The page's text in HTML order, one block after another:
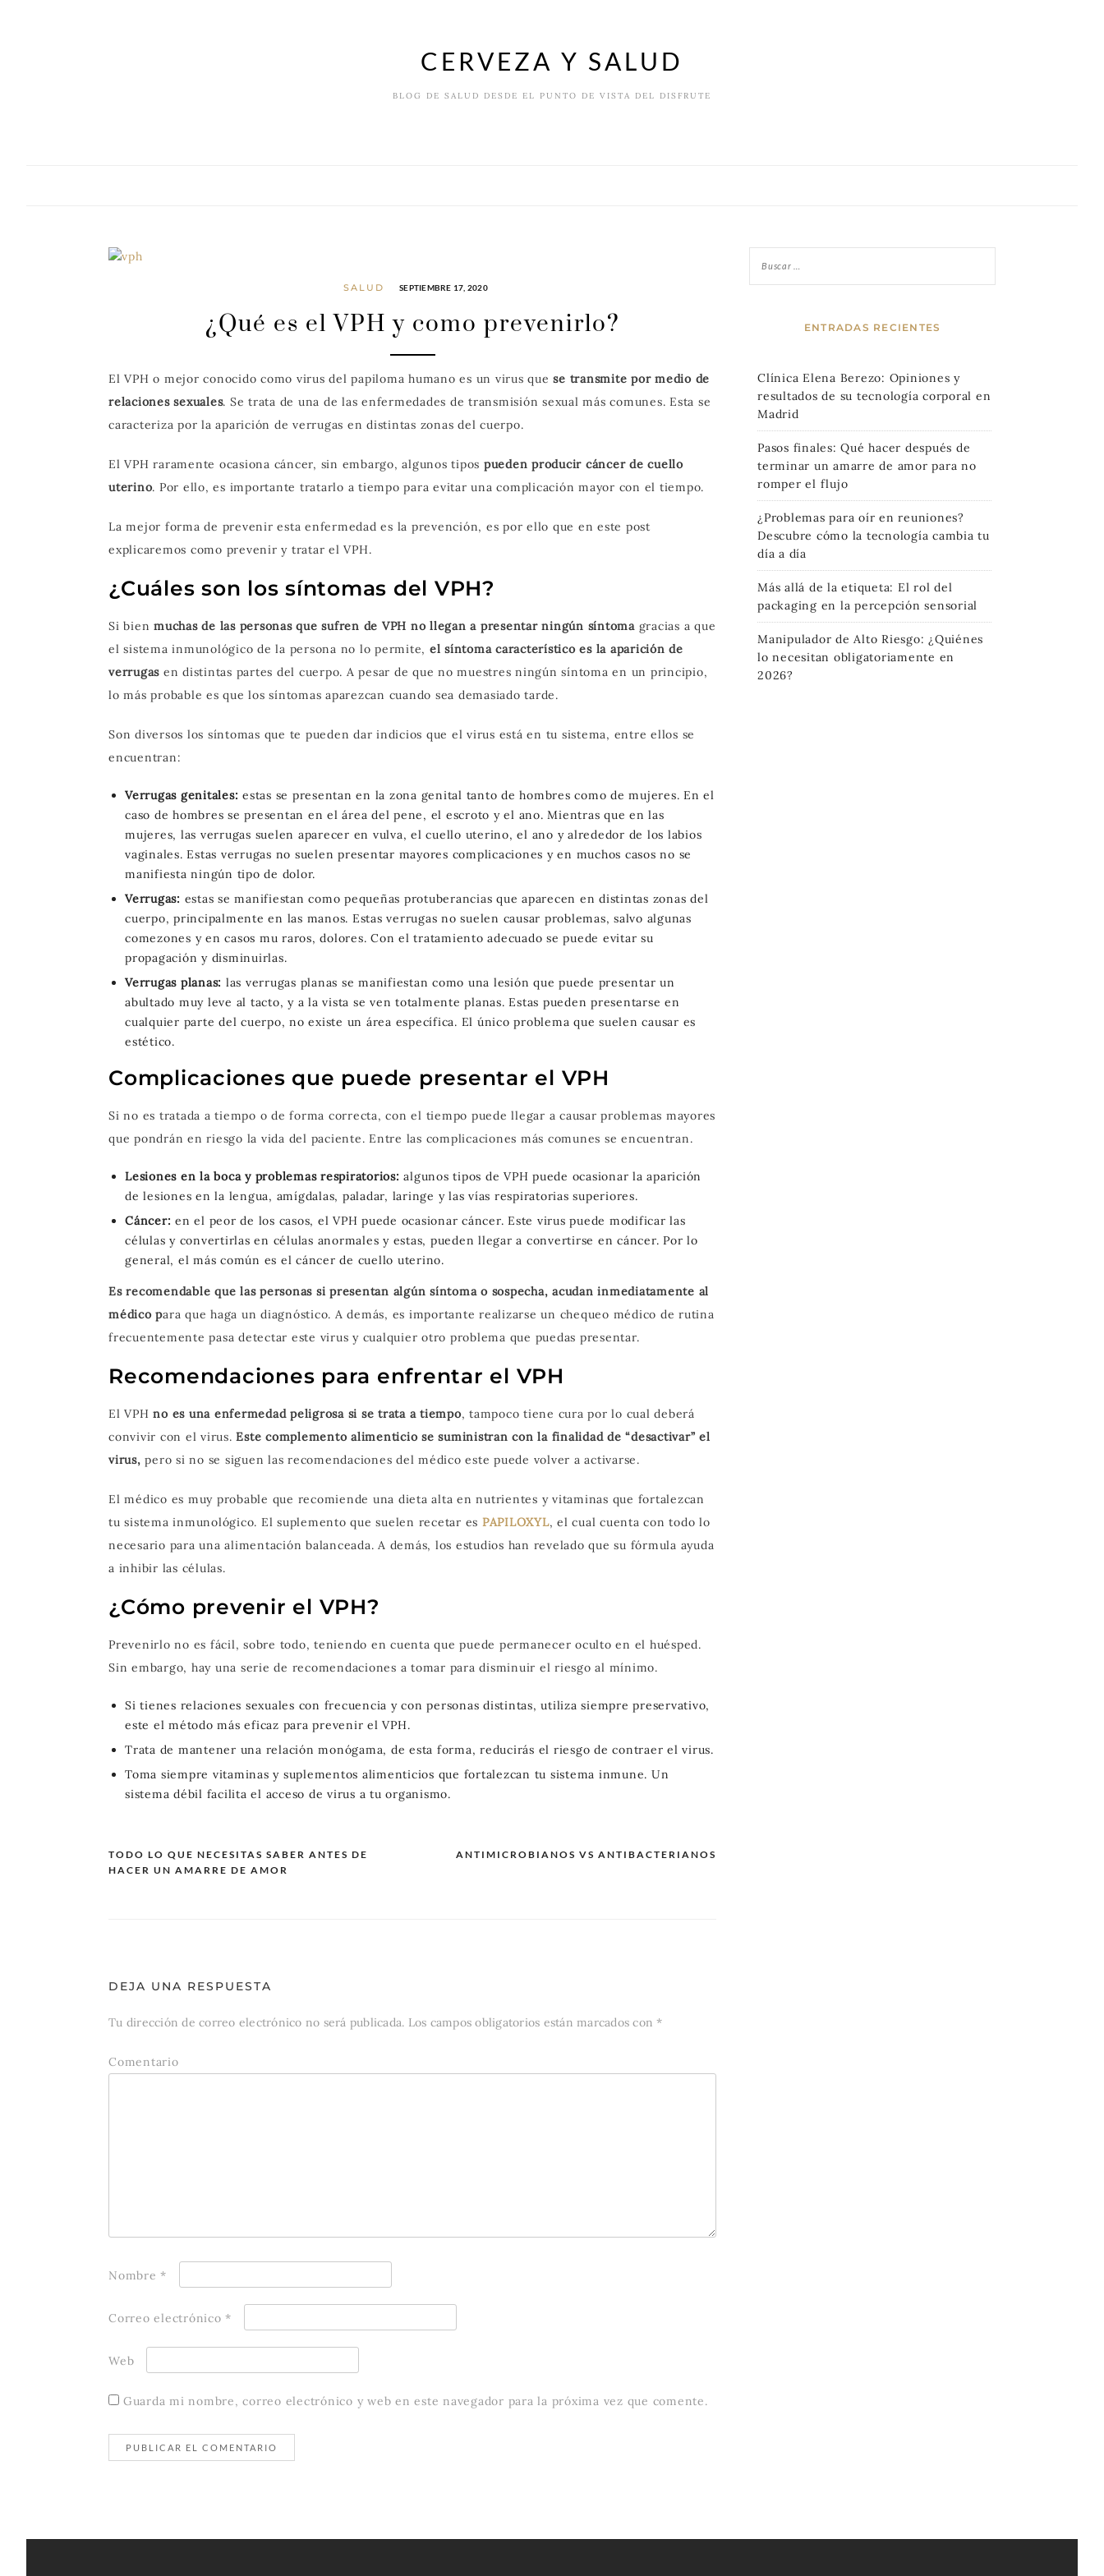
CERVEZA Y SALUD
BLOG DE SALUD DESDE EL PUNTO DE VISTA DEL DISFRUTE
SALUD SEPTIEMBRE 17, 2020
¿Qué es el VPH y como prevenirlo?
El VPH o mejor conocido como virus del papiloma humano es un virus quese transmite por medio de
relaciones sexuales. Se trata de una de las enfermedades de transmisión sexual más comunes. Esta se
caracteriza por la aparición de verrugas en distintas zonas del cuerpo.
El VPH raramente ocasiona cáncer, sin embargo, algunos tipos pueden producir cáncer de cuello
uterino. Por ello, es importante tratarlo a tiempo para evitar una complicación mayor con el tiempo.
La mejor forma de prevenir esta enfermedad es la prevención, es por ello que en este post
explicaremos como prevenir y tratar el VPH.
¿Cuáles son los síntomas del VPH?
Si bien muchas de las personas que sufren de VPH no llegan a presentar ningún síntoma gracias a que
el sistema inmunológico de la persona no lo permite, el síntoma característico es la aparición de
verrugas en distintas partes del cuerpo. A pesar de que no muestres ningún síntoma en un principio,
lo más probable es que los síntomas aparezcan cuando sea demasiado tarde.
Son diversos los síntomas que te pueden dar indicios que el virus está en tu sistema, entre ellos se
encuentran:
Verrugas genitales: estas se presentan en la zona genital tanto de hombres como de mujeres. En el
caso de hombres se presentan en el área del pene, el escroto y el ano. Mientras que en las
mujeres, las verrugas suelen aparecer en vulva, el cuello uterino, el ano y alrededor de los labios
vaginales. Estas verrugas no suelen presentar mayores complicaciones y en muchos casos no se
manifiesta ningún tipo de dolor.
Verrugas: estas se manifiestan como pequeñas protuberancias que aparecen en distintas zonas del
cuerpo, principalmente en las manos. Estas verrugas no suelen causar problemas, salvo algunas
comezones y en casos mu raros, dolores. Con el tratamiento adecuado se puede evitar su
propagación y disminuirlas.
Verrugas planas: las verrugas planas se manifiestan como una lesión que puede presentar un
abultado muy leve al tacto, y a la vista se ven totalmente planas. Estas pueden presentarse en
cualquier parte del cuerpo, no existe un área específica. El único problema que suelen causar es
estético.
Complicaciones que puede presentar el VPH
Si no es tratada a tiempo o de forma correcta, con el tiempo puede llegar a causar problemas mayores
que pondrán en riesgo la vida del paciente. Entre las complicaciones más comunes se encuentran.
Lesiones en la boca y problemas respiratorios: algunos tipos de VPH puede ocasionar la aparición
de lesiones en la lengua, amígdalas, paladar, laringe y las vías respiratorias superiores.
Cáncer: en el peor de los casos, el VPH puede ocasionar cáncer. Este virus puede modificar las
células y convertirlas en células anormales y estas, pueden llegar a convertirse en cáncer. Por lo
general, el más común es el cáncer de cuello uterino.
Es recomendable que las personas si presentan algún síntoma o sospecha, acudan inmediatamente al
médico para que haga un diagnóstico. A demás, es importante realizarse un chequeo médico de rutina
frecuentemente pasa detectar este virus y cualquier otro problema que puedas presentar.
Recomendaciones para enfrentar el VPH
El VPH no es una enfermedad peligrosa si se trata a tiempo, tampoco tiene cura por lo cual deberá
convivir con el virus.Este complemento alimenticio se suministran con la finalidad de “desactivar” el
virus, pero si no se siguen las recomendaciones del médico este puede volver a activarse.
El médico es muy probable que recomiende una dieta alta en nutrientes y vitaminas que fortalezcan
tu sistema inmunológico. El suplemento que suelen recetar es PAPILOXYL, el cual cuenta con todo lo
necesario para una alimentación balanceada. A demás, los estudios han revelado que su fórmula ayuda
a inhibir las células.
¿Cómo prevenir el VPH?
Prevenirlo no es fácil, sobre todo, teniendo en cuenta que puede permanecer oculto en el huésped.
Sin embargo, hay una serie de recomendaciones a tomar para disminuir el riesgo al mínimo.
Si tienes relaciones sexuales con frecuencia y con personas distintas, utiliza siempre preservativo,
este el método más eficaz para prevenir el VPH.
Trata de mantener una relación monógama, de esta forma, reducirás el riesgo de contraer el virus.
Toma siempre vitaminas y suplementos alimenticios que fortalezcan tu sistema inmune. Un
sistema débil facilita el acceso de virus a tu organismo.
Navegación
ANTIMICROBIANOS VS ANTIBACTERIANOS
TODO LO QUE NECESITAS SABER ANTES DE
HACER UN AMARRE DE AMOR
DEJA UNA RESPUESTA
Tu dirección de correo electrónico no será publicada. Los campos obligatorios están marcados con*
Comentario
Nombre*
Correo electrónico*
Web
Guarda mi nombre, correo electrónico y web en este navegador para la próxima vez que comente.
ENTRADAS RECIENTES
Clínica Elena Berezo: Opiniones y
resultados de su tecnología corporal en
Madrid
Pasos finales: Qué hacer después de
terminar un amarre de amor para no
romper el flujo
¿Problemas para oír en reuniones?
Descubre cómo la tecnología cambia tu
día a día
Más allá de la etiqueta: El rol del
packaging en la percepción sensorial
Manipulador de Alto Riesgo: ¿Quiénes
lo necesitan obligatoriamente en
2026?